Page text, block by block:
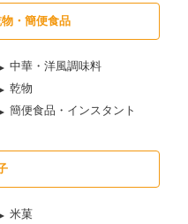
・簡便食品
中華・洋風調味料
乾物
簡便食品・インスタント
米菓